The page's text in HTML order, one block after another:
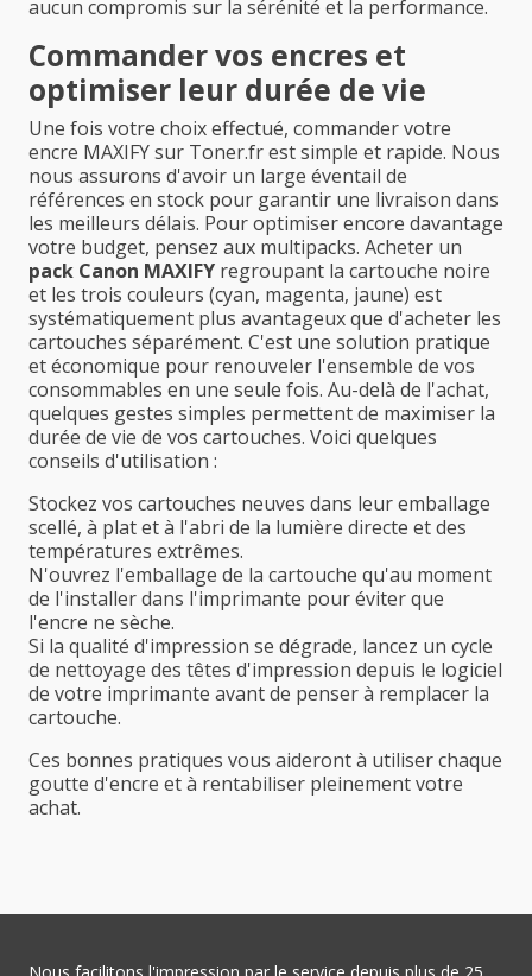
aucun compromis sur la sérénité et la performance.
Commander vos encres et
optimiser leur durée de vie
Une fois votre choix effectué, commander votre
encre MAXIFY sur Toner.fr est simple et rapide. Nous
nous assurons d'avoir un large éventail de
références en stock pour garantir une livraison dans
les meilleurs délais. Pour optimiser encore davantage
votre budget, pensez aux multipacks. Acheter un
pack Canon MAXIFY regroupant la cartouche noire
et les trois couleurs (cyan, magenta, jaune) est
systématiquement plus avantageux que d'acheter les
cartouches séparément. C'est une solution pratique
et économique pour renouveler l'ensemble de vos
consommables en une seule fois. Au-delà de l'achat,
quelques gestes simples permettent de maximiser la
durée de vie de vos cartouches. Voici quelques
conseils d'utilisation :
Stockez vos cartouches neuves dans leur emballage
scellé, à plat et à l'abri de la lumière directe et des
températures extrêmes.
N'ouvrez l'emballage de la cartouche qu'au moment
de l'installer dans l'imprimante pour éviter que
l'encre ne sèche.
Si la qualité d'impression se dégrade, lancez un cycle
de nettoyage des têtes d'impression depuis le logiciel
de votre imprimante avant de penser à remplacer la
cartouche.
Ces bonnes pratiques vous aideront à utiliser chaque
goutte d'encre et à rentabiliser pleinement votre
achat.